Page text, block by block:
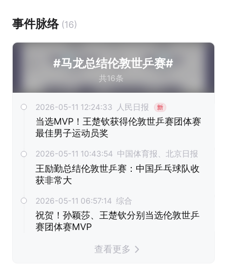
事件脉络 (16)
#马龙总结伦敦世乒赛#
共16条
2026-05-11 12:24:33 人民日报
当选MVP！王楚钦获得伦敦世乒赛团体赛
最佳男子运动员奖
2026-05-11 10:43:54 中国体育报、北京日报
王励勤总结伦敦世乒赛：中国乒乓球队收
获非常大
2026-05-11 06:57:14 综合
祝贺！孙颖莎、王楚钦分别当选伦敦世乒
赛团体赛MVP
查看更多